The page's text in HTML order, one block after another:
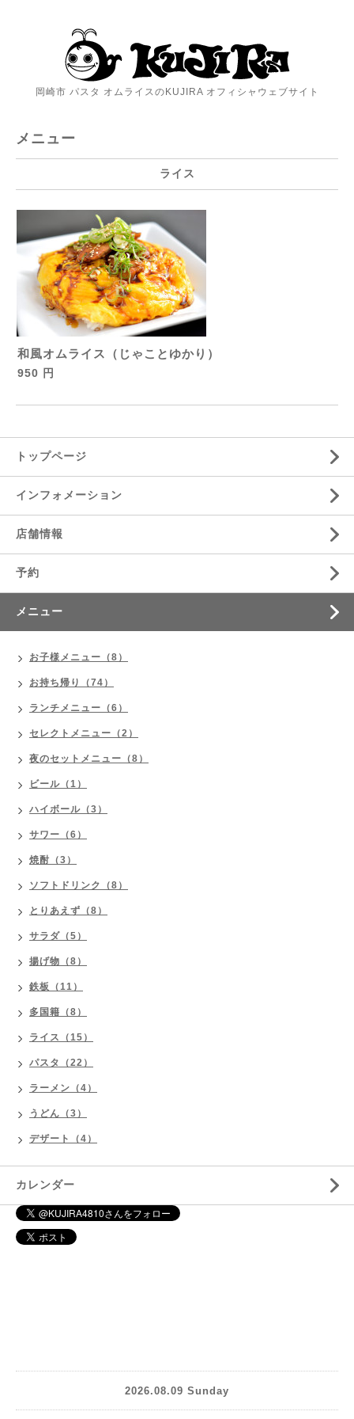
岡崎市 パスタ オムライスのKUJIRA オフィシャウェブサイト
メニュー
ライス
和風オムライス（じゃことゆかり）
950 円
トップページ
インフォメーション
店舗情報
予約
メニュー
お子様メニュー（8）
お持ち帰り（74）
ランチメニュー（6）
セレクトメニュー（2）
夜のセットメニュー（8）
ビール（1）
ハイボール（3）
サワー（6）
焼酎（3）
ソフトドリンク（8）
とりあえず（8）
サラダ（5）
揚げ物（8）
鉄板（11）
多国籍（8）
ライス（15）
パスタ（22）
ラーメン（4）
うどん（3）
デザート（4）
カレンダー
2026.08.09 Sunday